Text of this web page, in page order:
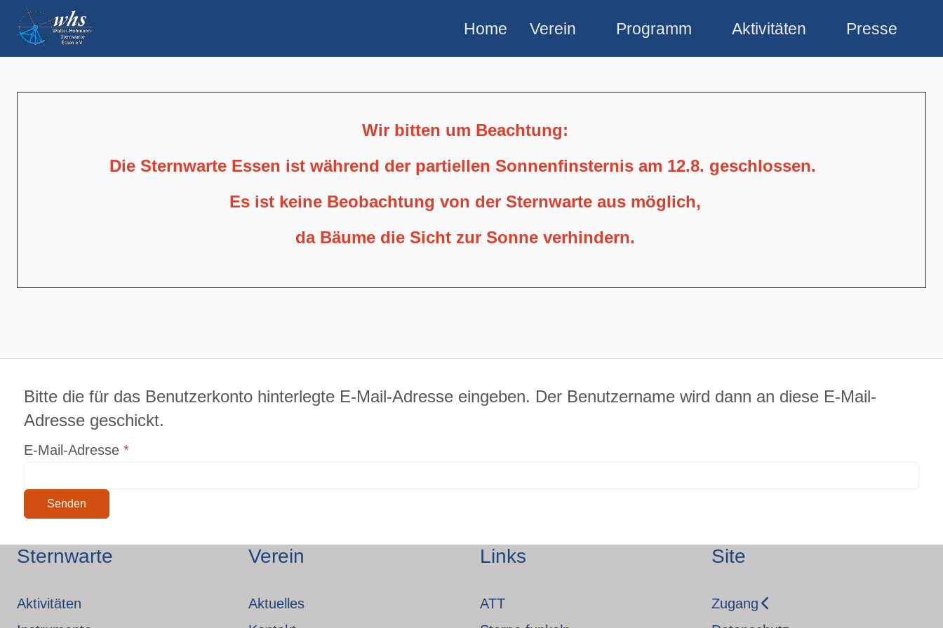
Home Verein Programm Aktivitäten Presse
Wir bitten um Beachtung:
Die Sternwarte Essen ist während der partiellen Sonnenfinsternis am 12.8. geschlossen.
Es ist keine Beobachtung von der Sternwarte aus möglich,
da Bäume die Sicht zur Sonne verhindern.
Bitte die für das Benutzerkonto hinterlegte E-Mail-Adresse eingeben. Der Benutzername wird dann an diese E-Mail-
Adresse geschickt.
E-Mail-Adresse *
Senden
Sternwarte
Aktivitäten
Verein
Aktuelles
Links
ATT
Site
Zugang